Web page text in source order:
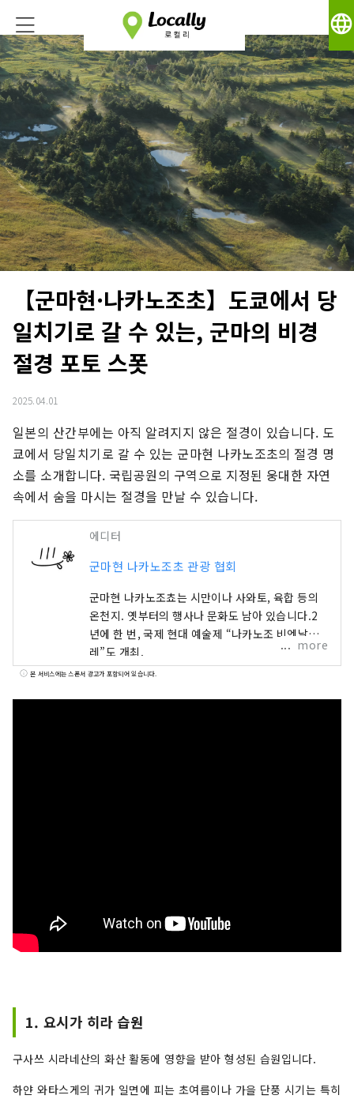
language
【군마현·나카노조초】도쿄에서 당
일치기로 갈 수 있는, 군마의 비경
절경 포토 스폿
2025.04.01
일본의 산간부에는 아직 알려지지 않은 절경이 있습니다. 도
쿄에서 당일치기로 갈 수 있는 군마현 나카노조초의 절경 명
소를 소개합니다. 국립공원의 구역으로 지정된 웅대한 자연
속에서 숨을 마시는 절경을 만날 수 있습니다.
에디터
군마현 나카노조초 관광 협회
군마현 나카노조쵸는 시만이나 사와토, 육합 등의
온천지. 옛부터의 행사나 문화도 남아 있습니다.2
년에 한 번, 국제 현대 예술제 “나카노조 비엔날
레”도 개최.
more
본 서비스에는 스폰서 광고가 포함되어 있습니다.
1. 요시가 히라 습원
구사쓰 시라네산의 화산 활동에 영향을 받아 형성된 습원입니다.
하얀 와타스게의 귀가 일면에 피는 초여름이나 가을 단풍 시기는 특히